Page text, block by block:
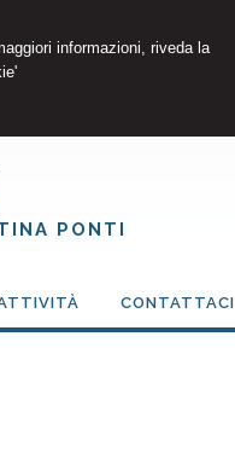
informazioni, riveda la
PONTI
CONTATTACI